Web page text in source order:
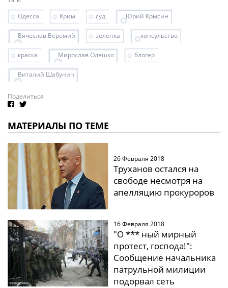
Одесса
Крим суд Юрий Крысин
Вячеслав Веремий зеленка консульство
краска Мирослав Олешко блогер
Виталий Шабунин
Поделиться
МАТЕРИАЛЫ ПО ТЕМЕ
26 Февраля 2018
Труханов остался на
свободе несмотря на
апелляцию прокуроров
16 Февраля 2018
"О *** ный мирный
протест, господа!":
Сообщение начальника
патрульной милиции
подорвал сеть